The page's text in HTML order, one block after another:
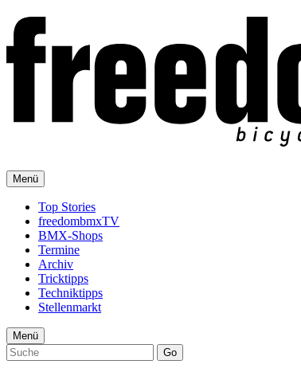
Menü
Top Stories
freedombmxTV
BMX-Shops
Termine
Archiv
Tricktipps
Techniktipps
Stellenmarkt
Menü
Go